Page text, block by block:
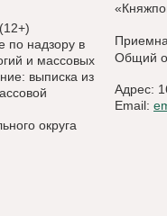
по надзору в
и массовых
выписка из
округа
Общий
Адрес:
Email: